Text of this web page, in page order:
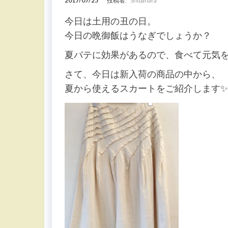
今日は土用の丑の日。
今日の晩御飯はうなぎでしょうか？
夏バテに効果があるので、食べて元気
さて、今日は新入荷の商品の中から、
夏から使えるスカートをご紹介します✨